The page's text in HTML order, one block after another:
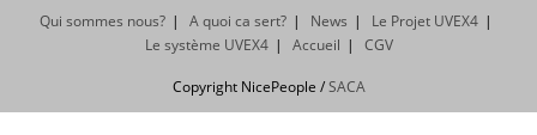
Qui sommes nous? A quoi ca sert? News
Le Projet UVEX4
Le système UVEX4
Accueil CGV
Copyright NicePeople /SACA